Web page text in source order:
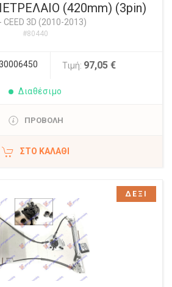
(420mm) (3pin)
- CEED 3D (2010-2013)
#80440
Τιμή: 97,05 €
Διαθέσιμο
ΠΡΟΒΟΛΗ
ΣΤΟ ΚΑΛΆΘΙ
ΔΕΞΙ